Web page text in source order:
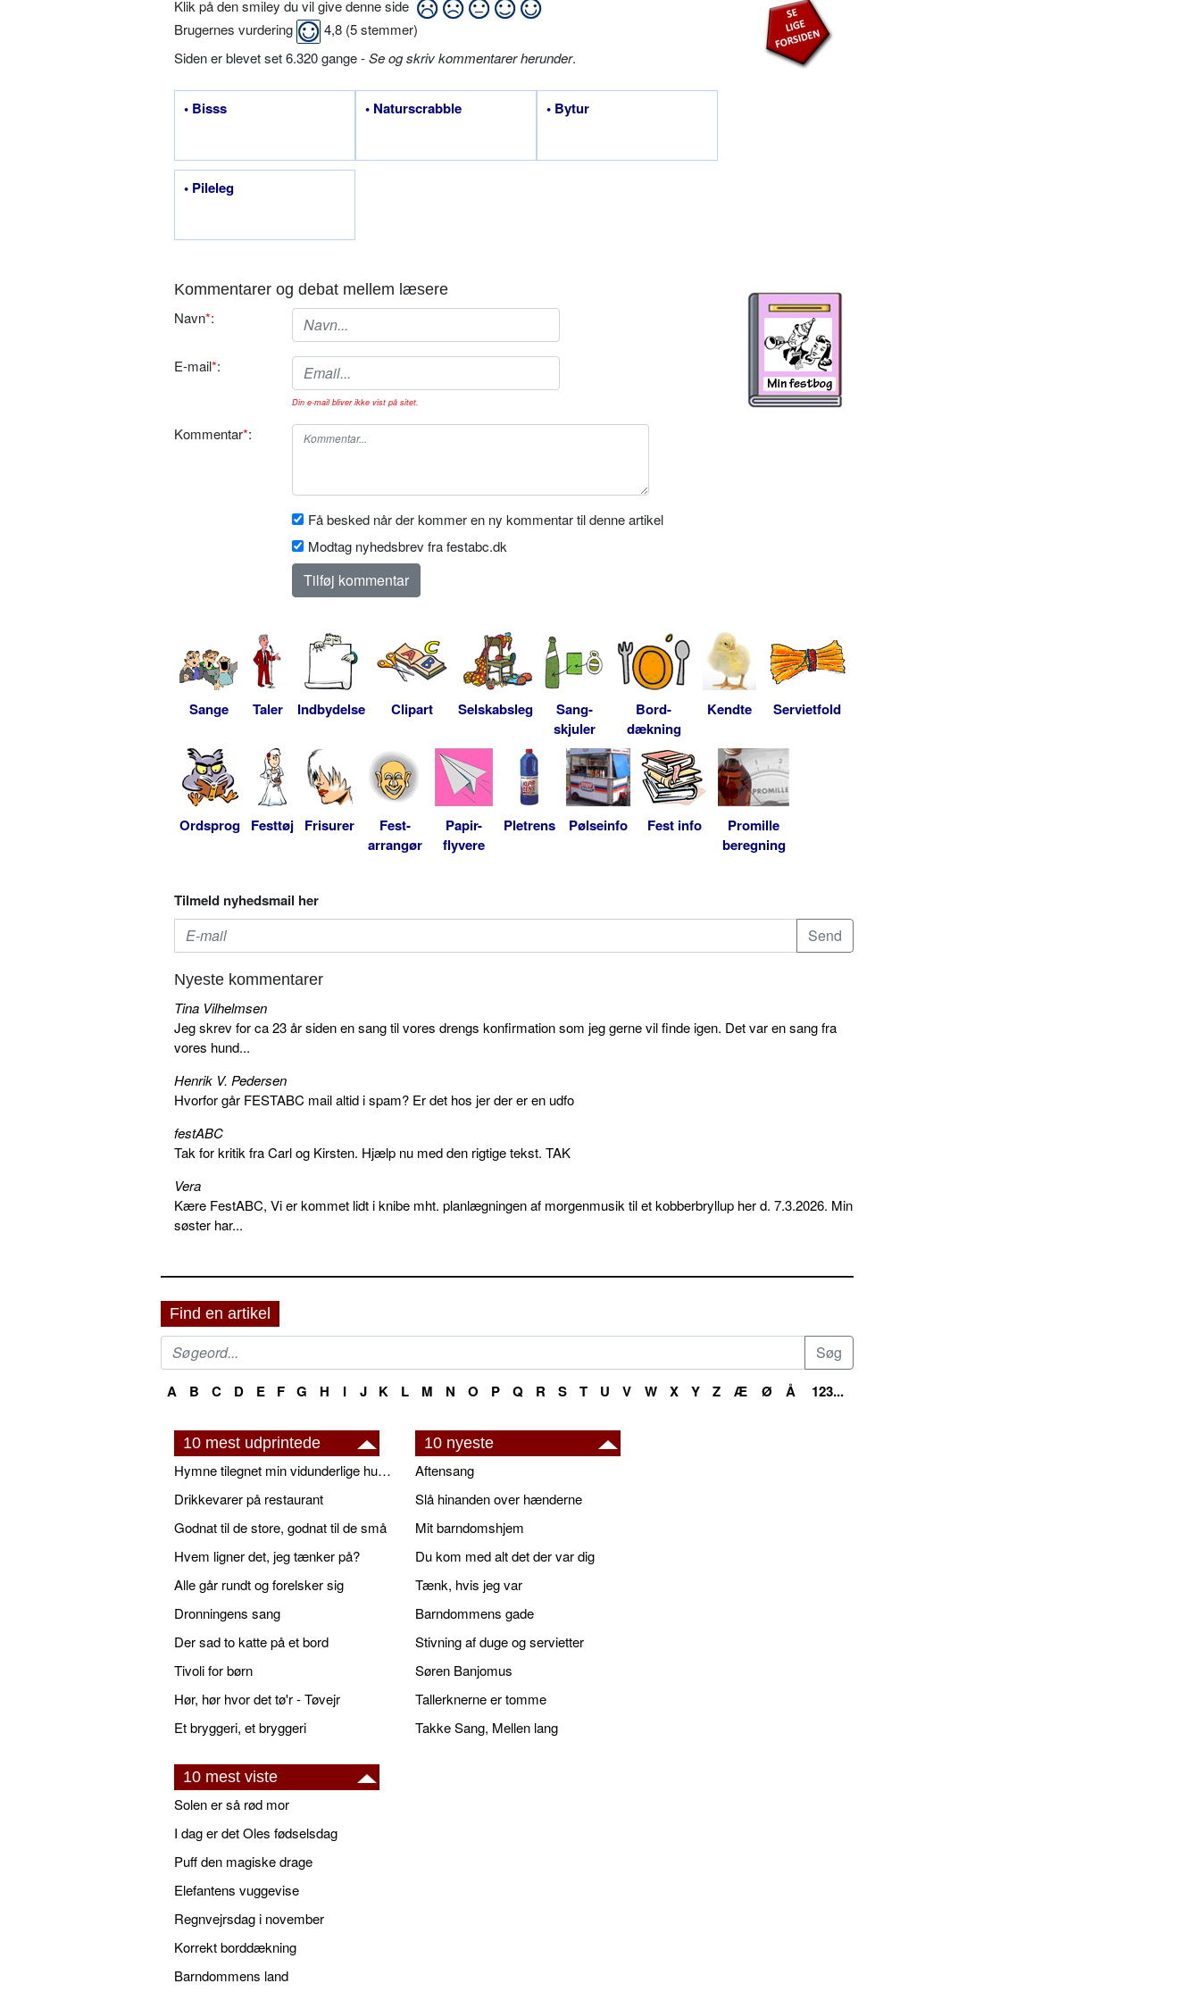
Klik på den smiley du vil give denne side
Brugernes vurdering
4,8 (5stemmer)
Siden er blevet set 6.320 gange -Se og skriv kommentarer herunder.
• Bisss • Naturscrabble • Bytur
• Pileleg
Kommentarer og debat mellem læsere
Navn*:
E-mail*:
Din e-mail bliver ikke vist på sitet.
Kommentar*:
Få besked når der kommer en ny kommentar til denne artikel
Modtag nyhedsbrev fra festabc.dk
Sange Taler Indbydelse Clipart Selskabsleg
Sang-
skjuler
Bord-
dækning
Kendte Servietfold
Ordsprog Festtøj Frisurer
Fest-
arrangør
Papir-
flyvere
Pletrens Pølseinfo Fest info
Promille
beregning
Tilmeld nyhedsmail her
Nyeste kommentarer
Tina Vilhelmsen
Jeg skrev for ca 23 år siden en sang til vores drengs konfirmation som jeg gerne vil finde igen. Det var en sang fra
vores hund...
Henrik V. Pedersen
Hvorfor går FESTABC mail altid i spam? Er det hos jer der er en udfo
festABC
Tak for kritik fra Carl og Kirsten. Hjælp nu med den rigtige tekst. TAK
Vera
Kære FestABC, Vi er kommet lidt i knibe mht. planlægningen af morgenmusik til et kobberbryllup her d. 7.3.2026. Min
søster har...
Find en artikel
A B C D E F G H I J K L M N O P Q R S T U V W X Y Z Æ Ø Å 123...
10 mest udprintede
Hymne tilegnet min vidunderlige husbond
Drikkevarer på restaurant
Godnat til de store, godnat til de små
Hvem ligner det, jeg tænker på?
Alle går rundt og forelsker sig
Dronningens sang
Der sad to katte på et bord
Tivoli for børn
Hør, hør hvor det tø'r - Tøvejr
Et bryggeri, et bryggeri
10 nyeste
Aftensang
Slå hinanden over hænderne
Mit barndomshjem
Du kom med alt det der var dig
Tænk, hvis jeg var
Barndommens gade
Stivning af duge og servietter
Søren Banjomus
Tallerknerne er tomme
Takke Sang, Mellen lang
10 mest viste
Solen er så rød mor
I dag er det Oles fødselsdag
Puff den magiske drage
Elefantens vuggevise
Regnvejrsdag i november
Korrekt borddækning
Barndommens land